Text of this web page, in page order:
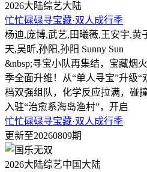
2026大陆综艺大陆
忙忙碌碌寻宝藏·双人成行季
杨迪,庞博,武艺,田曦薇,王安宇,黄
天,吴昕,孙阳,孙阳 Sunny Sun
&nbsp;寻宝小队再集结，宝藏烟
季全面升维！从“单人寻宝”升级
档双强组队，化学反应拉满，
入驻“治愈系海岛渔村”，开启
忙忙碌碌寻宝藏·双人成行季
更新至20260809期
2026大陆综艺中国大陆